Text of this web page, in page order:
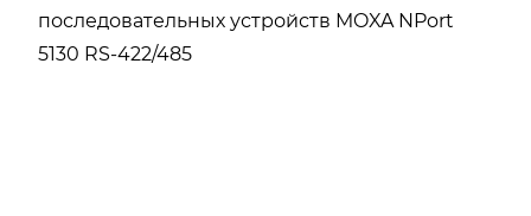
последовательных устройств MOXA NPort
5130 RS-422/485